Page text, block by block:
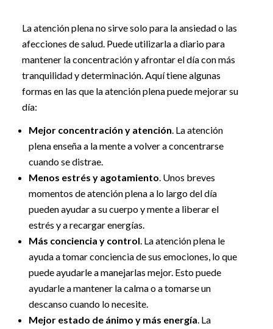
La atención plena no sirve solo para la ansiedad o las
afecciones de salud. Puede utilizarla a diario para
mantener la concentración y afrontar el día con más
tranquilidad y determinación. Aquí tiene algunas
formas en las que la atención plena puede mejorar su
día:
Mejor concentración y atención. La atención
plena enseña a la mente a volver a concentrarse
cuando se distrae.
Menos estrés y agotamiento. Unos breves
momentos de atención plena a lo largo del día
pueden ayudar a su cuerpo y mente a liberar el
estrés y a recargar energías.
Más conciencia y control. La atención plena le
ayuda a tomar conciencia de sus emociones, lo que
puede ayudarle a manejarlas mejor. Esto puede
ayudarle a mantener la calma o a tomarse un
descanso cuando lo necesite.
Mejor estado de ánimo y más energía. La